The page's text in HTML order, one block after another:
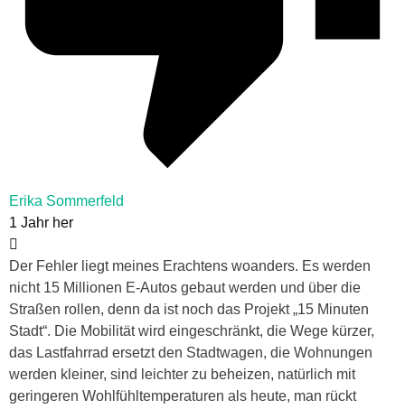
Erika Sommerfeld
1 Jahr her
Der Fehler liegt meines Erachtens woanders. Es werden
nicht 15 Millionen E-Autos gebaut werden und über die
Straßen rollen, denn da ist noch das Projekt „15 Minuten
Stadt“. Die Mobilität wird eingeschränkt, die Wege kürzer,
das Lastfahrrad ersetzt den Stadtwagen, die Wohnungen
werden kleiner, sind leichter zu beheizen, natürlich mit
geringeren Wohlfühltemperaturen als heute, man rückt